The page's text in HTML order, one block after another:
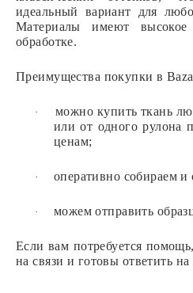
идеальный вариант для
Материалы имеют
обработке.
Преимущества покупки в
·
можно купить ткань
или от одного рулона
ценам;
· оперативно собираем и
· можем отправить
Если вам потребуется
на связи и готовы ответить